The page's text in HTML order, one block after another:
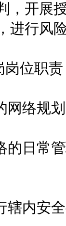
，开展
进行风
位职责
络规划
日常管
内安全